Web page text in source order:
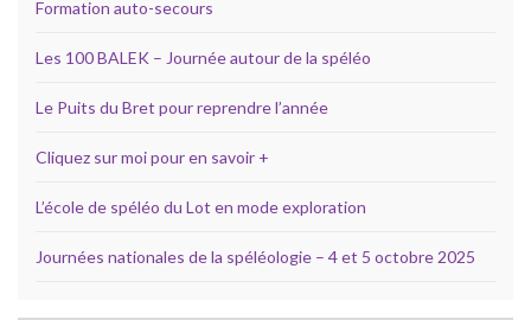
Formation auto-secours
Les 100 BALEK – Journée autour de la spéléo
Le Puits du Bret pour reprendre l’année
Cliquez sur moi pour en savoir +
L’école de spéléo du Lot en mode exploration
Journées nationales de la spéléologie – 4 et 5 octobre 2025